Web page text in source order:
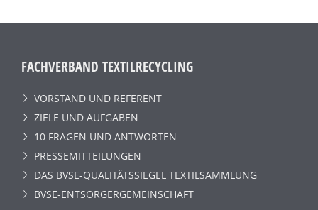
FACHVERBAND TEXTILRECYCLING
VORSTAND UND REFERENT
ZIELE UND AUFGABEN
10 FRAGEN UND ANTWORTEN
PRESSEMITTEILUNGEN
DAS BVSE-QUALITÄTSSIEGEL TEXTILSAMMLUNG
BVSE-ENTSORGERGEMEINSCHAFT